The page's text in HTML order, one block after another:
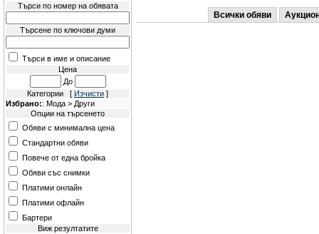
Търси по номер на обявата
Търсене по ключови думи
Търси в име и описание
Цена
До
Категории [ Изчисти ]
Избрано:: Мода > Други
Опции на търсенето
Обяви с минимална цена
Стандартни обяви
Повече от една бройка
Обяви със снимки
Платими онлайн
Платими офлайн
Бартери
Виж резултатите
Всички обяви